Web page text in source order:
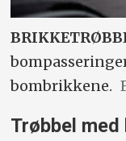
bombrikkene.
Trøbbel med